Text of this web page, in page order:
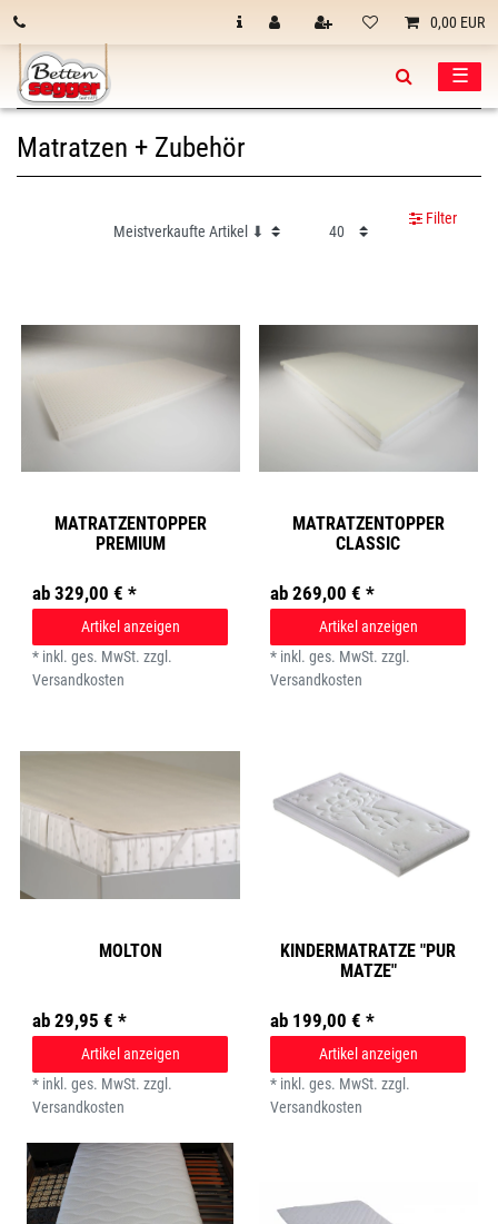
0,00 EUR
☰
Matratzen + Zubehör
Filter
MATRATZENTOPPER
PREMIUM
ab 329,00 € *
Artikel anzeigen
* inkl. ges. MwSt. zzgl.
Versandkosten
MATRATZENTOPPER
CLASSIC
ab 269,00 € *
Artikel anzeigen
* inkl. ges. MwSt. zzgl.
Versandkosten
MOLTON
ab 29,95 € *
Artikel anzeigen
* inkl. ges. MwSt. zzgl.
Versandkosten
KINDERMATRATZE "PUR
MATZE"
ab 199,00 € *
Artikel anzeigen
* inkl. ges. MwSt. zzgl.
Versandkosten